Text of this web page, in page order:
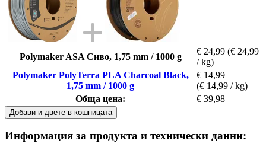
Polymaker ASA Сиво, 1,75 mm / 1000 g
€ 24,99 (€ 24,99
/ kg)
Polymaker PolyTerra PLA Charcoal Black,
1,75 mm / 1000 g
€ 14,99
(€ 14,99 / kg)
Обща цена:
€ 39,98
Добави и двете в кошницата
Информация за продукта и технически данни: